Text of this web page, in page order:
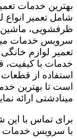
بهترین خدمات
شامل تعمیر انواع
ظرفشویی،
سرویس خدمات
تعمیر لوازم
خدمات با
استفاده از
است تا بهترین
مینادشتی ارائه
برای تماس با این
با سرویس خدمات